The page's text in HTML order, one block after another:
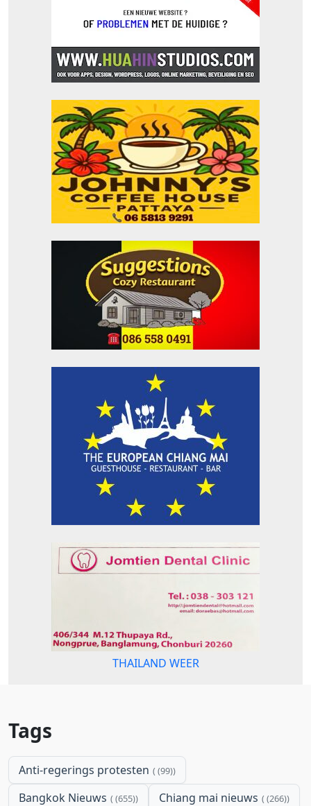
THAILAND WEER
Tags
Anti-regerings protesten (99)
Bangkok Nieuws (655) Chiang mai nieuws (266)